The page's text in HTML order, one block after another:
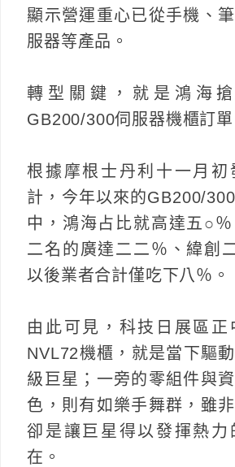
顯示營運重心已從手機、
服器等產品。
轉型關鍵，就是鴻海
GB200/300伺服器機櫃訂單
根據摩根士丹利十一月初
計，今年以來的GB200/
中，鴻海占比就高達五○
二名的廣達二二％、緯創
以後業者合計僅吃下八％。
由此可見，科技日展區正
NVL72機櫃，就是當下驅
級巨星；一旁的零組件與
色，則有如樂手舞群，雖
卻是讓巨星得以發揮熱力
在。